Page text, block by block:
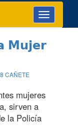
Toggle
navigation
𝗠𝘂𝗷𝗲𝗿
CAÑETE
mujeres
sirven a
la Policía